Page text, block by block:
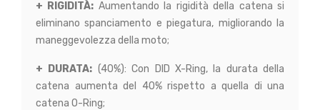
+ RIGIDITÀ: Aumentando la rigidità della catena si
eliminano spanciamento e piegatura, migliorando la
maneggevolezza della moto;
+ DURATA: (40%): Con DID X-Ring, la durata della
catena aumenta del 40% rispetto a quella di una
catena O-Ring;